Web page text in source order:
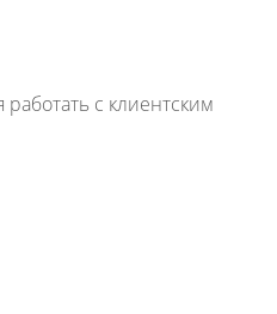
с клиентским